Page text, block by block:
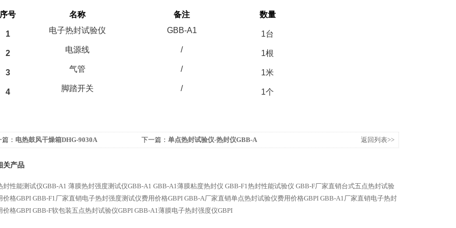
序号 名称 备注 数量
1 电子热封试验仪 GBB-A1 1台
2 电源线 / 1根
3 气管 / 1米
4 脚踏开关 / 1个
： 电热鼓风干燥箱DHG-9030A 下一篇： 单点热封试验仪-热封仪GBB-A 返回列表>>
关产品
封性能测试仪GBB-A1 薄膜热封强度测试仪GBB-A1 GBB-A1薄膜粘度热封仪 GBB-F1热封性能试验仪 GBB-F厂家直销台式五点热封试验
价格GBPI GBB-F1厂家直销电子热封强度测试仪费用价格GBPI GBB-A厂家直销单点热封试验仪费用价格GBPI GBB-A1厂家直销电子热封
价格GBPI GBB-F软包装五点热封试验仪GBPI GBB-A1薄膜电子热封强度仪GBPI